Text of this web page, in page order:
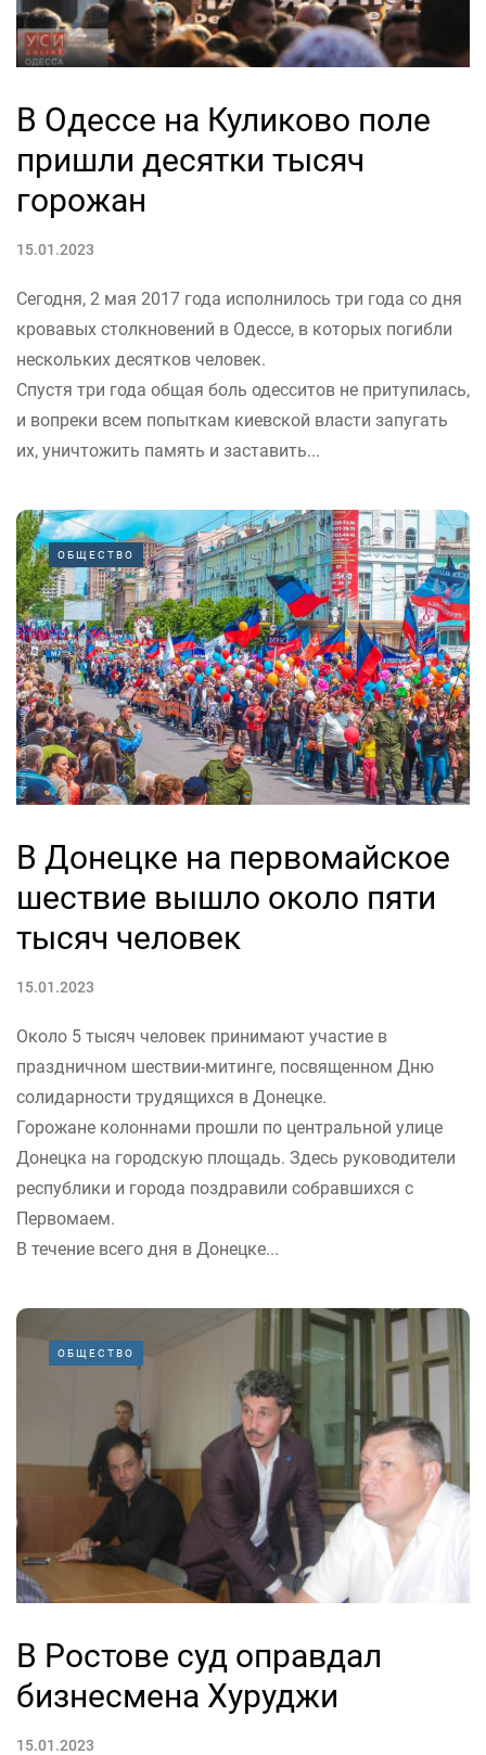
В Одессе на Куликово поле
пришли десятки тысяч
горожан
15.01.2023
Сегодня, 2 мая 2017 года исполнилось три года со дня
кровавых столкновений в Одессе, в которых погибли
нескольких десятков человек.
Спустя три года общая боль одесситов не притупилась,
и вопреки всем попыткам киевской власти запугать
их, уничтожить память и заставить...
ОБЩЕСТВО
В Донецке на первомайское
шествие вышло около пяти
тысяч человек
15.01.2023
Около 5 тысяч человек принимают участие в
праздничном шествии-митинге, посвященном Дню
солидарности трудящихся в Донецке.
Горожане колоннами прошли по центральной улице
Донецка на городскую площадь. Здесь руководители
республики и города поздравили собравшихся с
Первомаем.
В течение всего дня в Донецке...
ОБЩЕСТВО
В Ростове суд оправдал
бизнесмена Хуруджи
15.01.2023